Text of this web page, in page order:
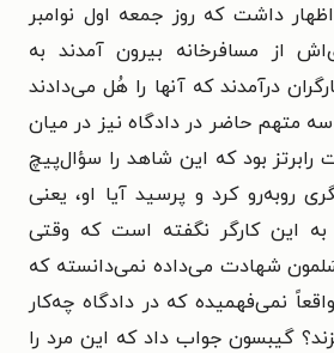
داشت که روز جمعه اول نوامبر
از مسافرخانه بیرون آمدند به
درآمدند که آنها را هُل می‌دادند
متهم حاضر در دادگاه نیز در میان
رابرتز بود که این شاهد را سؤال‌پیچ
روبه‌رو کرد و پرسید آیا او، یعنی
این کارگر نگفته است که وقتی
شهادت می‌داده نمی‌دانسته که
نمی‌فهمیده که در دادگاه چه‌کار
گیبسون جواب داد که این مرد را